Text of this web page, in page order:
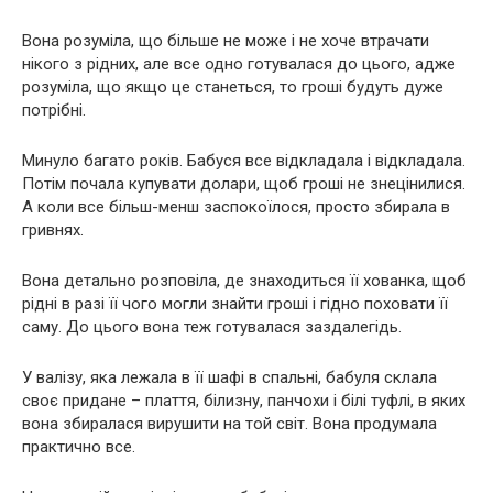
Вона розуміла, що більше не може і не хоче втрачати
нікого з рідних, але все одно готувалася до цього, адже
розуміла, що якщо це станеться, то гроші будуть дуже
потрібні.
Минуло багато років. Бабуся все відкладала і відкладала.
Потім почала купувати долари, щоб гроші не знецінилися.
А коли все більш-менш заспокоїлося, просто збирала в
гривнях.
Вона детально розповіла, де знаходиться її хованка, щоб
рідні в разі її чого могли знайти гроші і гідно поховати її
саму. До цього вона теж готувалася заздалегідь.
У валізу, яка лежала в її шафі в спальні, бабуля склала
своє придане – плаття, білизну, панчохи і білі туфлі, в яких
вона збиралася вирушити на той світ. Вона продумала
практично все.